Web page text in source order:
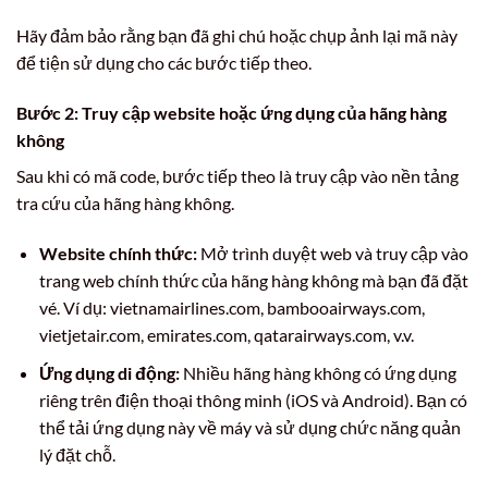
Hãy đảm bảo rằng bạn đã ghi chú hoặc chụp ảnh lại mã này
để tiện sử dụng cho các bước tiếp theo.
Bước 2: Truy cập website hoặc ứng dụng của hãng hàng
không
Sau khi có mã code, bước tiếp theo là truy cập vào nền tảng
tra cứu của hãng hàng không.
Website chính thức:Mở trình duyệt web và truy cập vào
trang web chính thức của hãng hàng không mà bạn đã đặt
vé. Ví dụ: vietnamairlines.com, bambooairways.com,
vietjetair.com, emirates.com, qatarairways.com, v.v.
Ứng dụng di động:Nhiều hãng hàng không có ứng dụng
riêng trên điện thoại thông minh (iOS và Android). Bạn có
thể tải ứng dụng này về máy và sử dụng chức năng quản
lý đặt chỗ.